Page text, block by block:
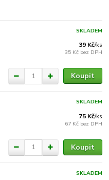
39 Kč/ks
35 Kč bez DPH
SKLADEM
Koupit
75 Kč/ks
67 Kč bez DPH
SKLADEM
Koupit
SKLADEM